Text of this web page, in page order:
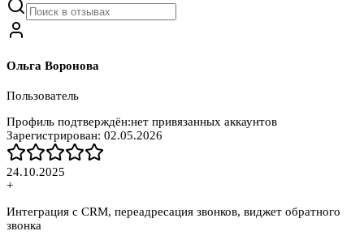
Ольга Воронова
Пользователь
Профиль подтверждён:нет привязанных аккаунтов
Зарегистрирован: 02.05.2026
24.10.2025
+
Интеграция с CRM, переадресация звонков, виджет обратного
звонка